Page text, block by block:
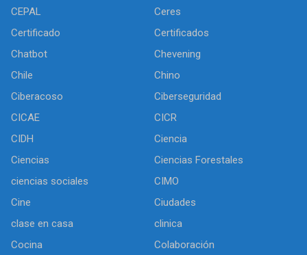
CEPAL
Ceres
Certificado
Certificados
Chatbot
Chevening
Chile
Chino
Ciberacoso
Ciberseguridad
CICAE
CICR
CIDH
Ciencia
Ciencias
Ciencias Forestales
ciencias sociales
CIMO
Cine
Ciudades
clase en casa
clinica
Cocina
Colaboración